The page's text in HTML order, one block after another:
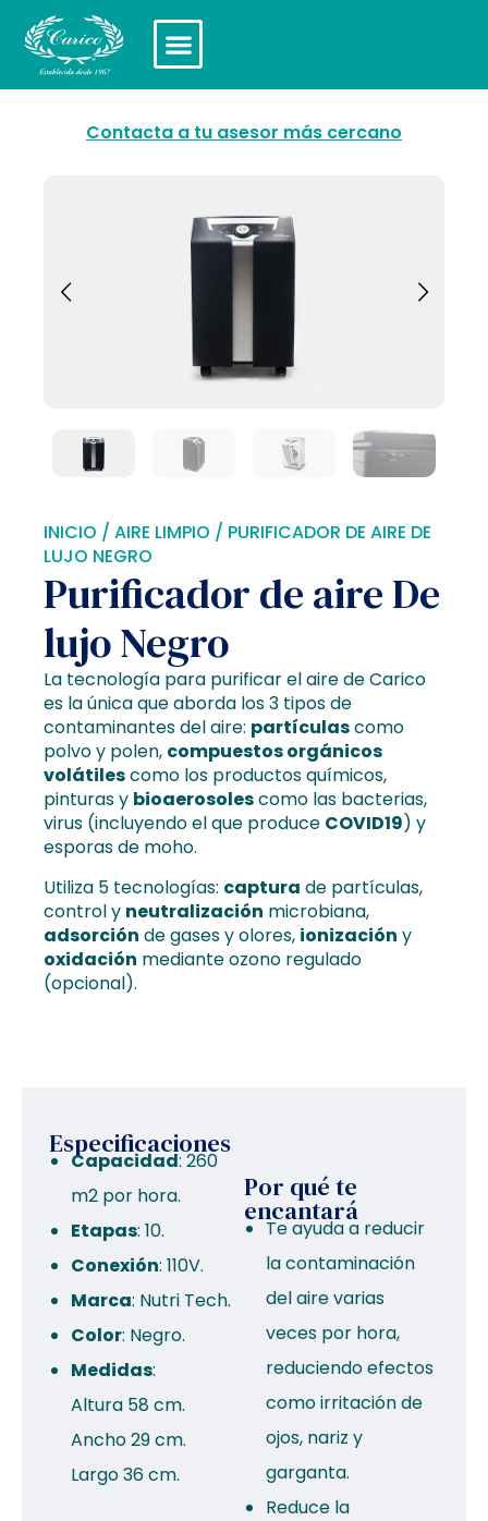
Contacta a tu asesor más cercano
INICIO / AIRE LIMPIO / PURIFICADOR DE AIRE DE
LUJO NEGRO
Purificador de aire De
lujo Negro
La tecnología para purificar el aire de Carico
es la única que aborda los 3 tipos de
contaminantes del aire: partículascomo
polvo y polen, compuestos orgánicos
volátilescomo los productos químicos,
pinturas y bioaerosolescomo las bacterias,
virus (incluyendo el que produce COVID19) y
esporas de moho.
Utiliza 5 tecnologías: captura de partículas,
control y neutralización microbiana,
adsorción de gases y olores, ionización y
oxidación mediante ozono regulado
(opcional).
Especificaciones
Capacidad: 260
m2 por hora.
Etapas: 10.
Conexión: 110V.
Marca: Nutri Tech.
Color: Negro.
Medidas:
Altura 58 cm.
Ancho 29 cm.
Largo 36 cm.
Por qué te
encantará
Te ayuda a reducir
la contaminación
del aire varias
veces por hora,
reduciendo efectos
como irritación de
ojos, nariz y
garganta.
Reduce la